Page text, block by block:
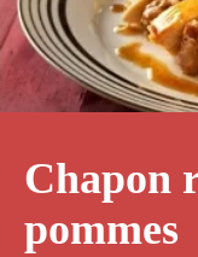
Chapon
pommes